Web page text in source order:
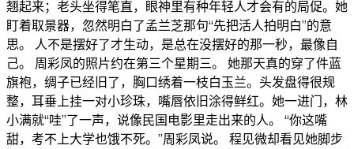
翘起来；老头坐得笔直，眼神里有种年轻人才会有的局促。她
盯着取景器，忽然明白了孟兰芝那句“先把活人拍明白”的意
思。 人不是摆好了才生动，是总在没摆好的那一秒，最像自
己。 周彩凤的照片约在第三个星期三。 她那天真的穿了件蓝
旗袍，绸子已经旧了，胸口绣着一枝白玉兰。头发盘得很规
整，耳垂上挂一对小珍珠，嘴唇依旧涂得鲜红。她一进门，林
小满就“哇”了一声，说像民国电影里走出来的人。 “你这嘴
甜，考不上大学也饿不死。”周彩凤说。 程见微却看见她脚步